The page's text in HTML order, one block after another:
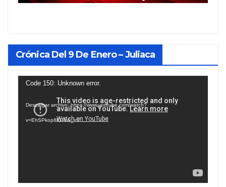
Crónica Del 9 De Enero – Juliaca
Reproductor
vídeo
Code 150: Unknown error.
Descargar archivo: https://www.youtube.com/watch?
v=EhSPkop8KPY&_=1